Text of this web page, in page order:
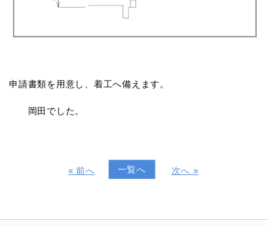
申請書類を用意し、着工へ備えます。
岡田でした。
« 前へ 一覧へ 次へ »